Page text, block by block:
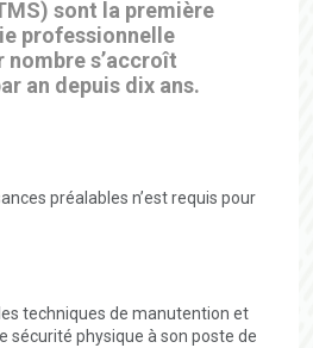
sont la première
professionnelle
nombre s’accroît
an depuis dix ans.
préalables n’est requis pour
techniques de manutention et
sécurité physique à son poste de